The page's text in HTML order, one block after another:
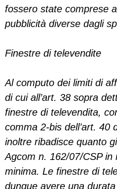
fossero state comprese
pubblicità diverse dagli
Finestre di televendite
Al computo dei limiti di
di cui all’art. 38 sopra
finestre di televendita,
comma 2-bis dell’art. 40
inoltre ribadisce quanto
Agcom n. 162/07/CSP
minima. Le finestre di
dunque avere una